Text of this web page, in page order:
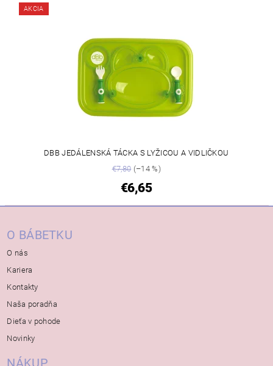
AKCIA
DBB JEDÁLENSKÁ TÁCKA S LYŽICOU A VIDLIČKOU
€7,80(–14 %)
€6,65
O BÁBETKU
O nás
Kariera
Kontakty
Naša poradňa
Dieťa v pohode
Novinky
NÁKUP